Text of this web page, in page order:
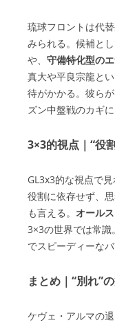
琉球フロントは代
みられる。候補とし
や、 守備特化型の
真大や平良宗龍と
待がかかる。彼ら
ズン中盤戦のカギに
3×3的視点｜“役
GL3x3的な視点で
役割に依存せず、
も言える。 オール
3×3の世界では常
でスピーディーな
まとめ｜“別れ”
ケヴェ・アルマの